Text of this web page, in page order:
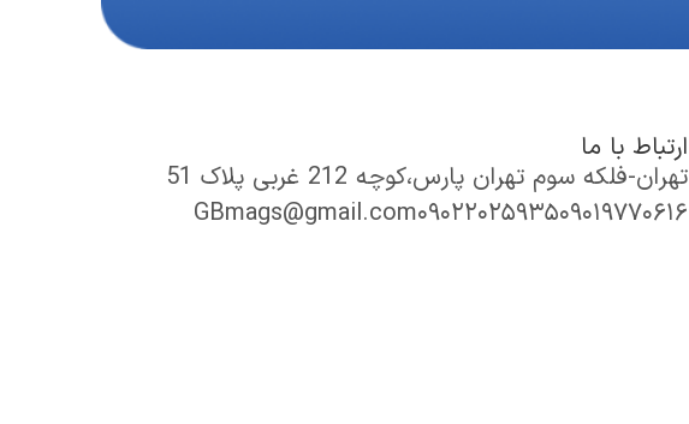
ارتباط با ما
تهران-فلکه سوم تهران پارس،کوچه 212 غربی پلاک 51
۰۹۰۱۹۷۷۰۶۱۶۰۹۰۲۲۰۲۵۹۳۵GBmags@gmail.com